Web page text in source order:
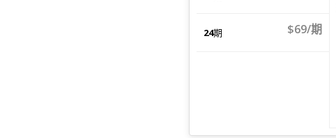
24期 $69/期